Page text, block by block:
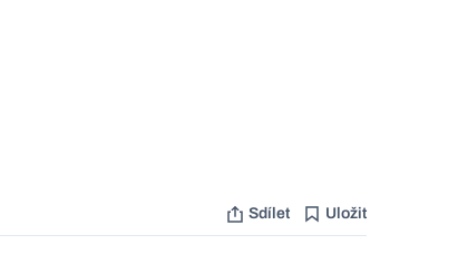
Sdílet Uložit